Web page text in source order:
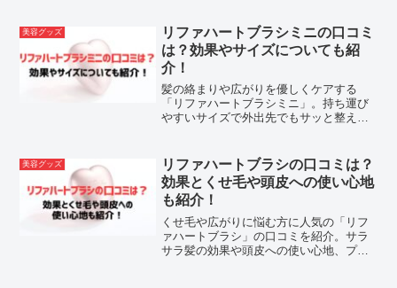
美容グッズ
リファハートブラシミニの口コミ
は？効果やサイズについても紹
介！
髪の絡まりや広がりを優しくケアする
「リファハートブラシミニ」。持ち運び
やすいサイズで外出先でもサッと整えら
美容グッズ
リファハートブラシの口コミは？
効果とくせ毛や頭皮への使い心地
も紹介！
くせ毛や広がりに悩む方に人気の「リフ
ァハートブラシ」の口コミを紹介。サラ
サラ髪の効果や頭皮への使い心地、プレ